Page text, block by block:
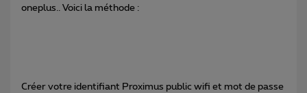
oneplus.. Voici la méthode :
Créer votre identifiant Proximus public wifi et mot de passe